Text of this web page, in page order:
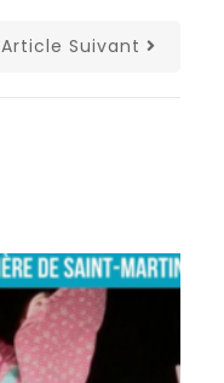
Article Suivant